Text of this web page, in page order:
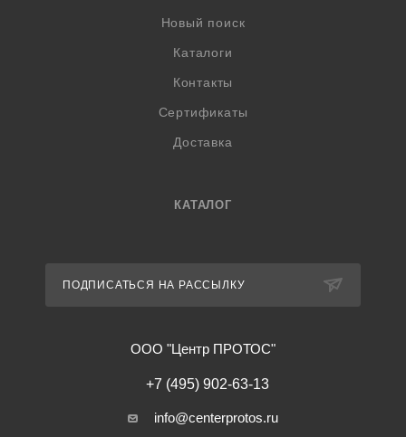
Новый поиск
Каталоги
Контакты
Сертификаты
Доставка
КАТАЛОГ
ПОДПИСАТЬСЯ НА РАССЫЛКУ
ООО "Центр ПРОТОС"
+7 (495) 902-63-13
info@centerprotos.ru